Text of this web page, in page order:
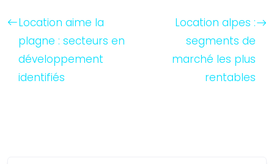
Location aime la
plagne : secteurs en
développement
identifiés
Location alpes :
segments de
marché les plus
rentables